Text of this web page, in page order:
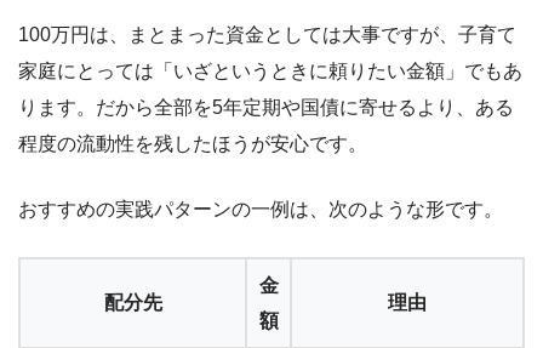
100万円は、まとまった資金としては大事ですが、子育て
家庭にとっては「いざというときに頼りたい金額」でもあ
ります。だから全部を5年定期や国債に寄せるより、ある
程度の流動性を残したほうが安心です。
おすすめの実践パターンの一例は、次のような形です。
配分先
金
額
理由